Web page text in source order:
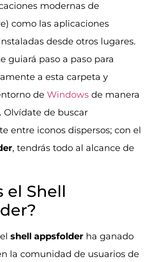
modernas de
como las aplicaciones
desde otros lugares.
guiará paso a paso para
a esta carpeta y
de Windowsde manera
Olvídate de buscar
entre iconos dispersos; con el
, tendrás todo al alcance de
el Shell
shell appsfolderha ganado
la comunidad de usuarios de